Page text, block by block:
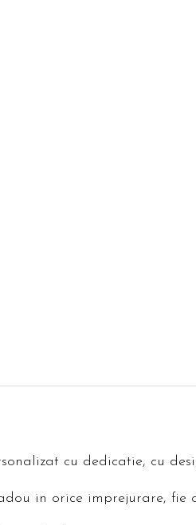
cu dedicatie, cu
in orice imprejurare, fie